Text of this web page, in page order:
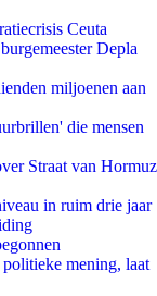
Ceuta
Depla
miljoenen aan
die mensen
Straat van Hormuz
in ruim drie jaar
politieke mening, laat